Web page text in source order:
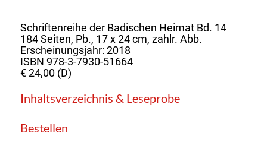
Schriftenreihe der Badischen Heimat Bd. 14
184 Seiten, Pb., 17 x 24 cm, zahlr. Abb.
Erscheinungsjahr: 2018
ISBN 978-3-7930-51664
€ 24,00 (D)
Inhaltsverzeichnis & Leseprobe
Bestellen